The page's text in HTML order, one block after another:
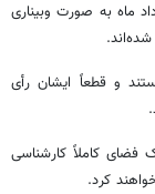
انتخابات هیات رئیسه مجلس در تاریخ ۵ خرداد ماه به صورت وبیناری
و قطعاً ایشان رأی
فضای کاملاً کارشناسی
کرد.